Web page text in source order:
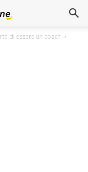
di essere un coach